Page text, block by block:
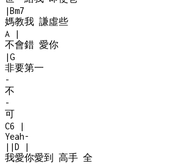
|Bm7
媽教我 謙虛些
A
|
不會錯 愛你
|G
非要第一
-
不
-
可
C6
|
Yeah-
| |D
|
我愛你愛到 高手 全